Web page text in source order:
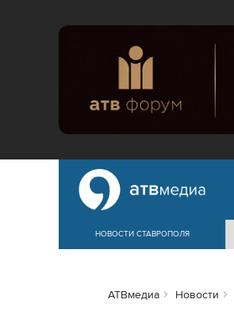
НОВОСТИ СТАВРОПОЛЯ
АТВмедиа Новости